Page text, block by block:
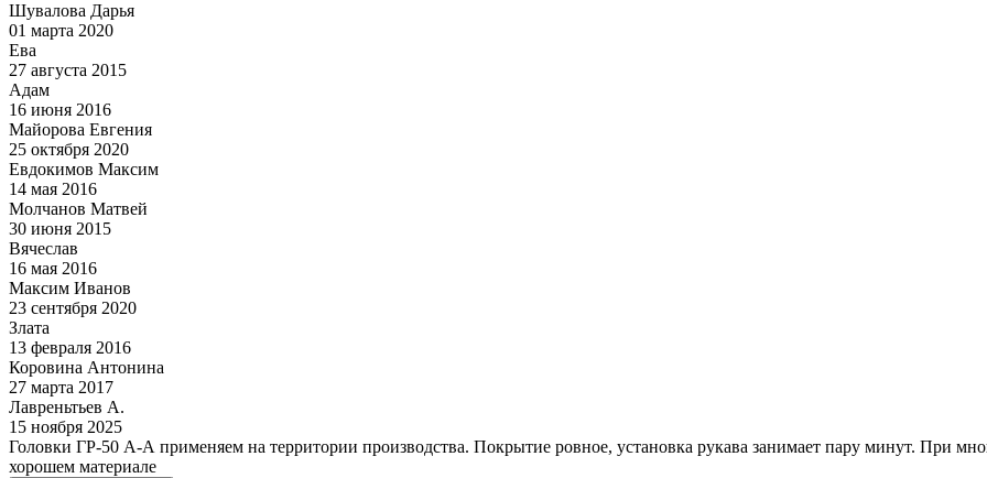
Шувалова Дарья
01 марта 2020
Ева
27 августа 2015
Адам
16 июня 2016
Майорова Евгения
25 октября 2020
Евдокимов Максим
14 мая 2016
Молчанов Матвей
30 июня 2015
Вячеслав
16 мая 2016
Максим Иванов
23 сентября 2020
Злата
13 февраля 2016
Коровина Антонина
27 марта 2017
Лавреньтьев А.
15 ноября 2025
Головки ГР-50 А-А применяем на территории производства. Покрытие ровное, установка рукава занимает пару минут. При
хорошем материале